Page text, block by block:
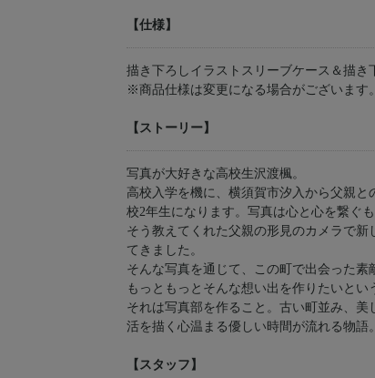
【仕様】
描き下ろしイラストスリーブケース＆描
※商品仕様は変更になる場合がございます。
【ストーリー】
写真が大好きな高校生沢渡楓。
高校入学を機に、横須賀市汐入から父親
校2年生になります。写真は心と心を繋ぐも
そう教えてくれた父親の形見のカメラで
てきました。
そんな写真を通じて、この町で出会った素
もっともっとそんな想い出を作りたいとい
それは写真部を作ること。古い町並み、美
活を描く心温まる優しい時間が流れる物語。
【スタッフ】